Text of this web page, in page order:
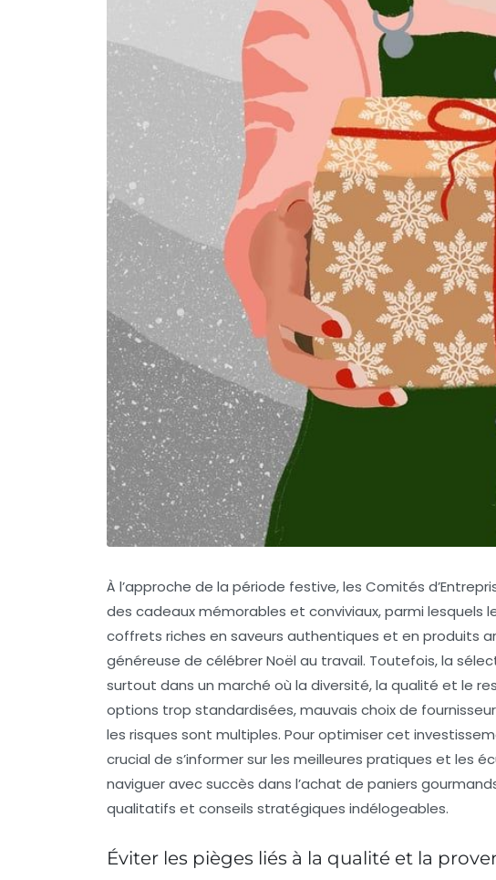
À l’approche de la période festive, les Comités
des cadeaux mémorables et conviviaux, parmi lesquels
coffrets riches en saveurs authentiques et en produits
généreuse de célébrer Noël au travail. Toutefois, la
surtout dans un marché où la diversité, la qualité et le
options trop standardisées, mauvais choix de
les risques sont multiples. Pour optimiser cet
crucial de s’informer sur les meilleures pratiques et les
naviguer avec succès dans l’achat de paniers
qualitatifs et conseils stratégiques indélogeables.
Éviter les pièges liés à la qualité et la